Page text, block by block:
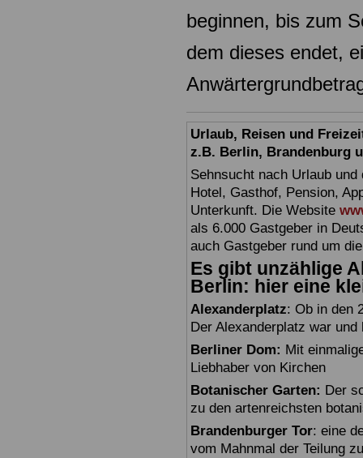
beginnen, bis zum
dem dieses endet,
Urlaub, Reisen und
z.B. Berlin, Brandenburg
Sehnsucht nach Urlaub
Hotel, Gasthof, Pension,
Unterkunft. Die Website
als 6.000 Gastgeber in
auch Gastgeber rund um
Es gibt unzählige
Berlin: hier eine
Alexanderplatz: Ob in den
Der Alexanderplatz war
Berliner Dom: Mit
Liebhaber von Kirchen
Botanischer Garten: Der
zu den artenreichsten
Brandenburger Tor: eine
vom Mahnmal der Teilung